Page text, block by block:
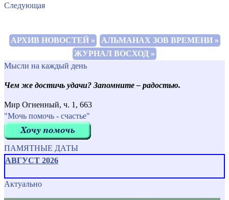
Следующая
АРХИВ НОВОСТЕЙ »
АЛЬМАНАХ ЗОВ ВРЕМЕНИ »
ЖУРНАЛ ВОСХОД »
Мысли на каждый день
Чем же достичь удачи? Запомните – радостью.
Мир Огненный, ч. 1, 663
"Мочь помочь - счастье"
ПАМЯТНЫЕ ДАТЫ
АВГУСТ 2026
Актуально